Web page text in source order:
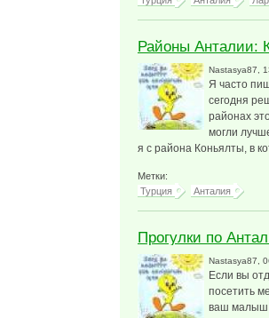
Районы Анталии:
Nastasya87 ,
Я часто
сегодня
районах
могли
я с района Коньялты, в
Метки:
Турция
Анталия
Прогулки по
Nastasya87 ,
Если вы
посетить
ваш малыш